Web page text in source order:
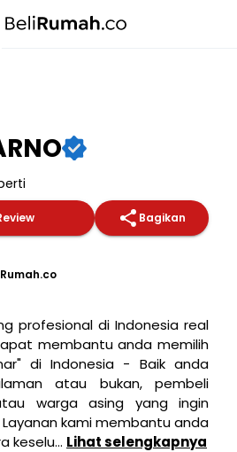
Bagikan
profesional di Indonesia real
membantu anda memilih
di Indonesia - Baik anda
atau bukan, pembeli
warga asing yang ingin
kami membantu anda
keselu... Lihat selengkapnya